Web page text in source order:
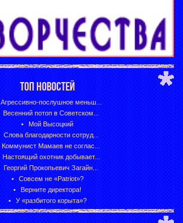
ТОП НОВОСТЕЙ
Агрессивно-послушное меньш...
Весенний потоп в Советском...
Мой Высоцкий
Слова благодарности сотруд...
Коммунист Мамаев не соглас...
Настоящий охотник добывает...
Георгий Прокопьевич Загайн...
Совсем не «Patriot»?
Верните директора!
У «разбитого корыта»?